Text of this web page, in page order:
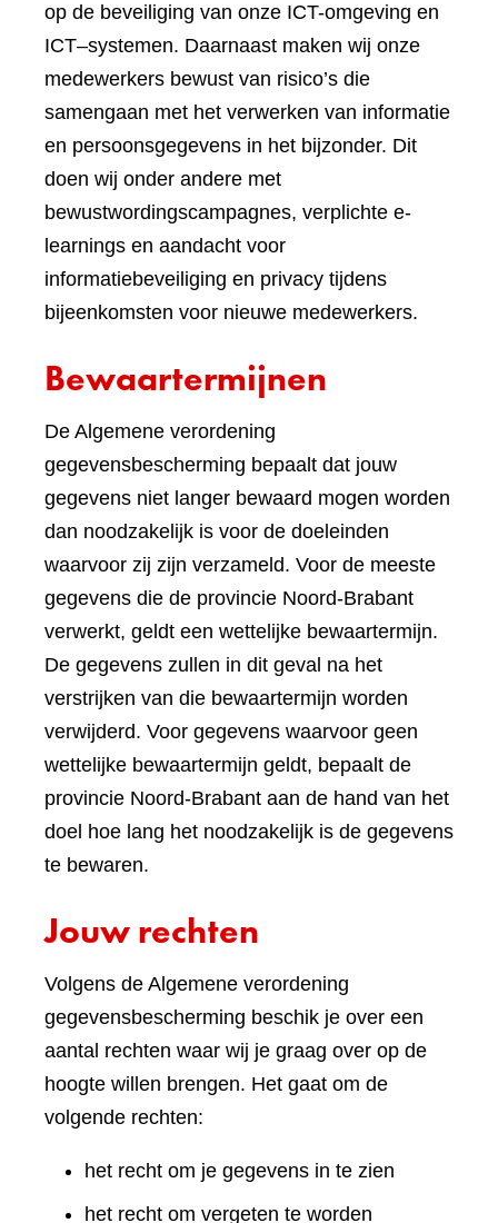
op de beveiliging van onze ICT-omgeving en
ICT–systemen. Daarnaast maken wij onze
medewerkers bewust van risico’s die
samengaan met het verwerken van informatie
en persoonsgegevens in het bijzonder. Dit
doen wij onder andere met
bewustwordingscampagnes, verplichte e-
learnings en aandacht voor
informatiebeveiliging en privacy tijdens
bijeenkomsten voor nieuwe medewerkers.
Bewaartermijnen
De Algemene verordening
gegevensbescherming bepaalt dat jouw
gegevens niet langer bewaard mogen worden
dan noodzakelijk is voor de doeleinden
waarvoor zij zijn verzameld. Voor de meeste
gegevens die de provincie Noord-Brabant
verwerkt, geldt een wettelijke bewaartermijn.
De gegevens zullen in dit geval na het
verstrijken van die bewaartermijn worden
verwijderd. Voor gegevens waarvoor geen
wettelijke bewaartermijn geldt, bepaalt de
provincie Noord-Brabant aan de hand van het
doel hoe lang het noodzakelijk is de gegevens
te bewaren.
Jouw rechten
Volgens de Algemene verordening
gegevensbescherming beschik je over een
aantal rechten waar wij je graag over op de
hoogte willen brengen. Het gaat om de
volgende rechten:
het recht om je gegevens in te zien
het recht om vergeten te worden